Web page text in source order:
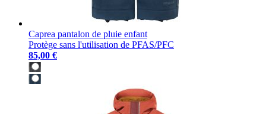
Caprea pantalon de pluie enfant
Protège sans l'utilisation de PFAS/PFC
85,00 €